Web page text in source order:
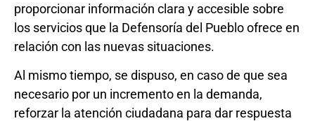
proporcionar información clara y accesible sobre
los servicios que la Defensoría del Pueblo ofrece en
relación con las nuevas situaciones.
Al mismo tiempo, se dispuso, en caso de que sea
necesario por un incremento en la demanda,
reforzar la atención ciudadana para dar respuesta